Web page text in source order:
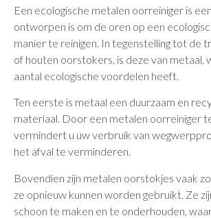
Een ecologische metalen oorreiniger is
ontworpen is om de oren op een
manier te reinigen. In tegenstelling tot de
of houten oorstokers, is deze van metaal,
aantal ecologische voordelen heeft.
Ten eerste is metaal een duurzaam en
materiaal. Door een metalen oorreiniger
vermindert u uw verbruik van
het afval te verminderen.
Bovendien zijn metalen oorstokjes vaak
ze opnieuw kunnen worden gebruikt. Ze
schoon te maken en te onderhouden,